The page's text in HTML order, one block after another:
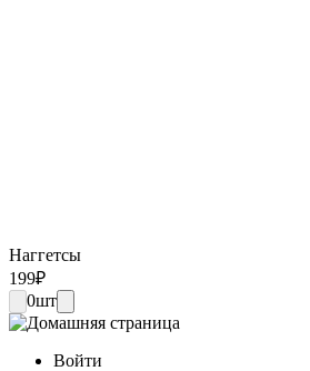
Наггетсы
199₽
0шт
Войти